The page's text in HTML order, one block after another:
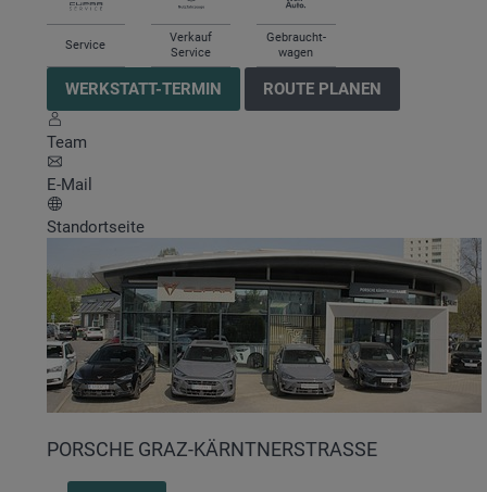
Service
Verkauf
Service
Gebraucht-
wagen
WERKSTATT-TERMIN ROUTE PLANEN
Team
E-Mail
Standortseite
PORSCHE GRAZ-KÄRNTNERSTRASSE